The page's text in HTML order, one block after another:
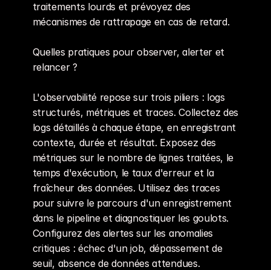
traitements lourds et prévoyez des
mécanismes de rattrapage en cas de retard.
Quelles pratiques pour observer, alerter et
relancer ?
L'observabilité repose sur trois piliers : logs
structurés, métriques et traces. Collectez des
logs détaillés à chaque étape, en enregistrant
contexte, durée et résultat. Exposez des
métriques sur le nombre de lignes traitées, le
temps d'exécution, le taux d'erreur et la
fraîcheur des données. Utilisez des traces
pour suivre le parcours d'un enregistrement
dans le pipeline et diagnostiquer les goulots.
Configurez des alertes sur les anomalies
critiques : échec d'un job, dépassement de
seuil, absence de données attendues.